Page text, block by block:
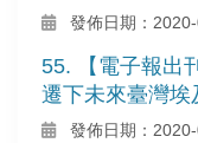
發佈日期：2020-
55. 【電子報出
遷下未來臺灣埃
發佈日期：2020-